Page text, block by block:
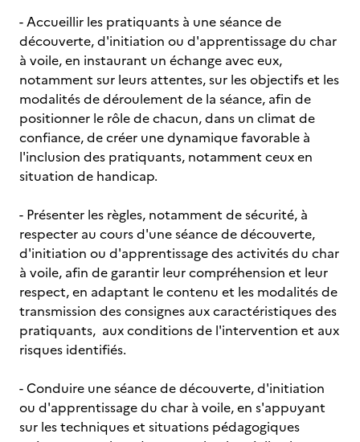
- Accueillir les pratiquants à une séance de
découverte, d'initiation ou d'apprentissage du char
à voile, en instaurant un échange avec eux,
notamment sur leurs attentes, sur les objectifs et les
modalités de déroulement de la séance, afin de
positionner le rôle de chacun, dans un climat de
confiance, de créer une dynamique favorable à
l'inclusion des pratiquants, notamment ceux en
situation de handicap.
- Présenter les règles, notamment de sécurité, à
respecter au cours d'une séance de découverte,
d'initiation ou d'apprentissage des activités du char
à voile, afin de garantir leur compréhension et leur
respect, en adaptant le contenu et les modalités de
transmission des consignes aux caractéristiques des
pratiquants, aux conditions de l'intervention et aux
risques identifiés.
- Conduire une séance de découverte, d'initiation
ou d'apprentissage du char à voile, en s'appuyant
sur les techniques et situations pédagogiques